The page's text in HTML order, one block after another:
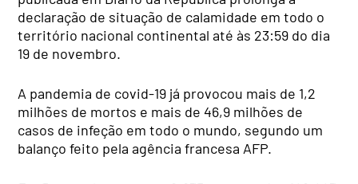
declaração de situação de calamidade em todo o
território nacional continental até às 23:59 do dia
19 de novembro.
A pandemia de covid-19 já provocou mais de 1,2
milhões de mortos e mais de 46,9 milhões de
casos de infeção em todo o mundo, segundo um
balanço feito pela agência francesa AFP.